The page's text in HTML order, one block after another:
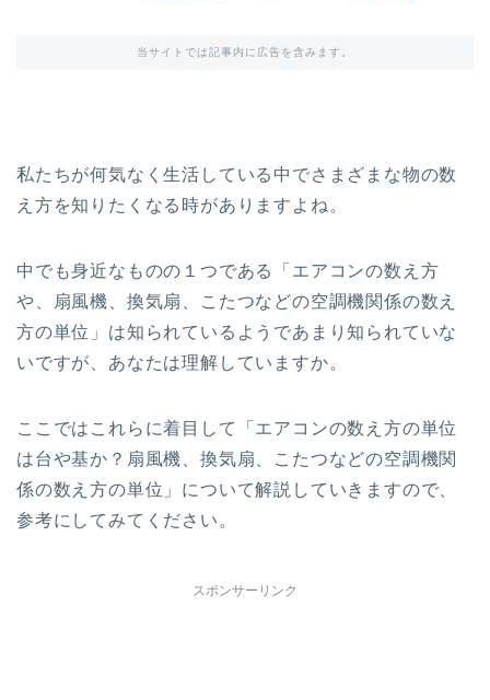
当サイトでは記事内に広告を含みます。
私たちが何気なく生活している中でさまざまな物の数
え方を知りたくなる時がありますよね。
中でも身近なものの１つである「エアコンの数え方
や、扇風機、換気扇、こたつなどの空調機関係の数え
方の単位」は知られているようであまり知られていな
いですが、あなたは理解していますか。
ここではこれらに着目して「エアコンの数え方の単位
は台や基か？扇風機、換気扇、こたつなどの空調機関
係の数え方の単位」について解説していきますので、
参考にしてみてください。
スポンサーリンク